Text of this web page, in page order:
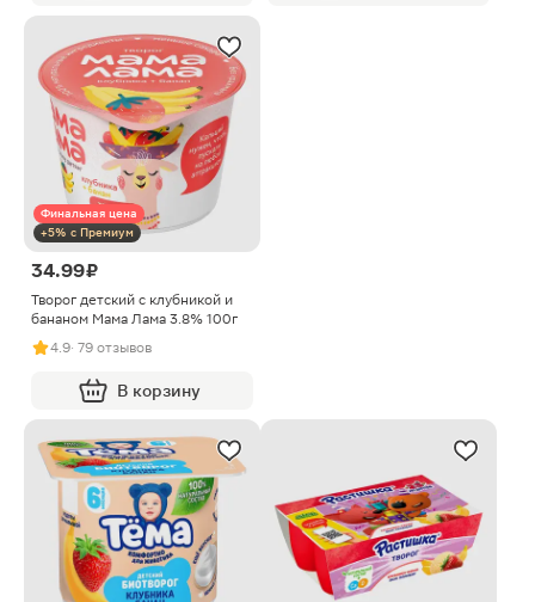
Финальная цена
+5% с Премиум
34.99 ₽
Творог детский с клубникой и
бананом Мама Лама 3.8% 100г
4.9· 79 отзывов
В корзину